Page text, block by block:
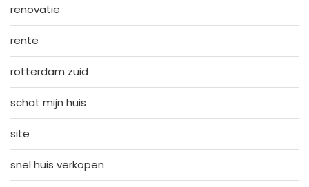
renovatie
rente
rotterdam zuid
schat mijn huis
site
snel huis verkopen